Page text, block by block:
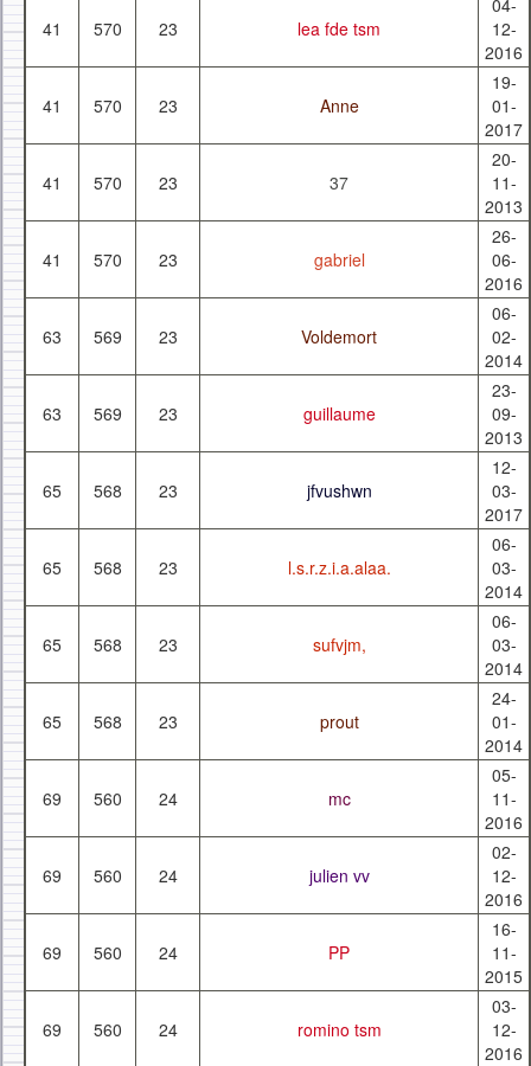
41 570 23 lea fde tsm
04-
12-
2016
41 570 23 Anne
19-
01-
2017
41 570 23 37
20-
11-
2013
41 570 23 gabriel
26-
06-
2016
63 569 23 Voldemort
06-
02-
2014
63 569 23 guillaume
23-
09-
2013
65 568 23 jfvushwn
12-
03-
2017
65 568 23 l.s.r.z.i.a.alaa.
06-
03-
2014
65 568 23 sufvjm,
06-
03-
2014
65 568 23 prout
24-
01-
2014
69 560 24 mc
05-
11-
2016
69 560 24 julien vv
02-
12-
2016
69 560 24 PP
16-
11-
2015
69 560 24 romino tsm
03-
12-
2016